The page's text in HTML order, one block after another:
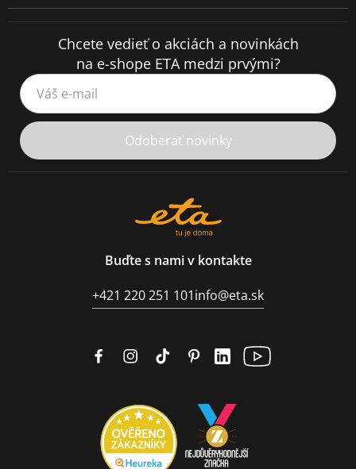
Chcete vedieť o akciách a novinkách
na e-shope ETA medzi prvými?
Váš e-mail
Odoberať novinky
Buďte s nami v kontakte
+421 220 251 101info@eta.sk